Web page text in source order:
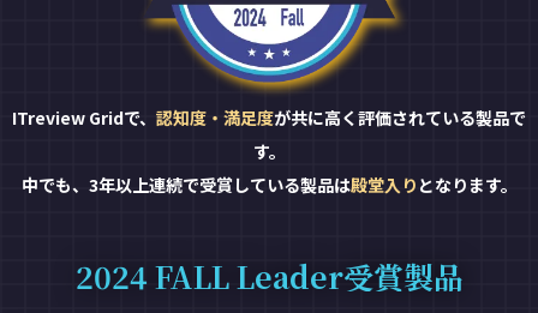
ITreview Gridで、 認知度・満足度が共に高く評価されている製品で
す。
中でも、3年以上連続で受賞している製品は殿堂入り となります。
2024 FALL Leader受賞製品